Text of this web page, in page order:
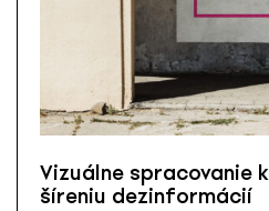
Vizuálne spracovanie
šíreniu dezinformácií